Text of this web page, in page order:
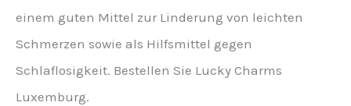
einem guten Mittel zur Linderung von leichten
Schmerzen sowie als Hilfsmittel gegen
Schlaflosigkeit. Bestellen Sie Lucky Charms
Luxemburg.